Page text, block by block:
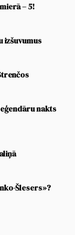
– 5!
izšuvumus
nakts
Šlesers»?